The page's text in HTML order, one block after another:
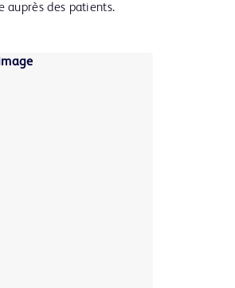
auprès des patients.